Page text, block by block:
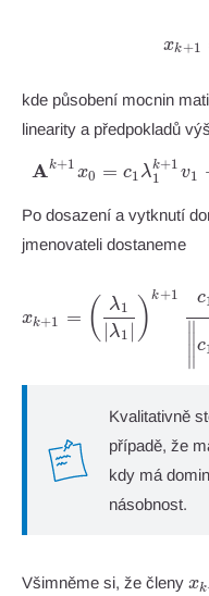
xk+1
kde působení mocnin
linearity a předpokladů
Ak+1 x0 = c1 λ1
k+1 v1
Po dosazení a vytknutí
jmenovateli dostaneme
xk+1 = ( ∣λ1 ∣
λ1 ) k+1
∥
∥
c1
c
Kvalitativně
případě, že
kdy má
násobnost.
Všimněme si, že členy xk